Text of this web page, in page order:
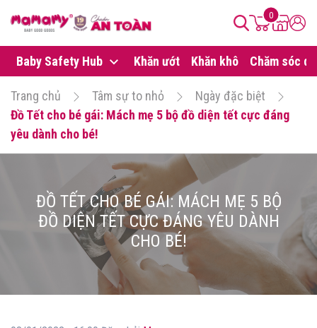
0
Baby Safety Hub Khăn ướt Khăn khô Chăm sóc da
Trang chủ Tâm sự to nhỏ
Ngày đặc biệt
Đồ Tết cho bé gái: Mách mẹ 5 bộ đồ diện tết cực đáng
yêu dành cho bé!
ĐỒ TẾT CHO BÉ GÁI: MÁCH MẸ 5 BỘ
ĐỒ DIỆN TẾT CỰC ĐÁNG YÊU DÀNH
CHO BÉ!